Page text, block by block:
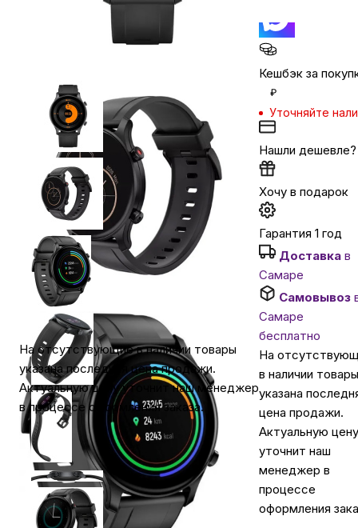
Для домашних питомцев
Автомобильные аксессуары
Сервисный центр Apple в Самаре
Подарочные сертификаты
На отсутствующие в наличии товары
указана последняя цена продажи.
Актуальную цену уточнит наш менеджер
в процессе оформления заказа.
Кешбэк за
₽
Уточняйте
Нашли дешевле?
Хочу в подарок
Гарантия 1 год
Доставка в
Самаре
Самовывоз
Самаре
бесплатно
На
в наличии товары
указана
цена продажи.
Актуальную цену
уточнит наш
менеджер в
процессе
оформления